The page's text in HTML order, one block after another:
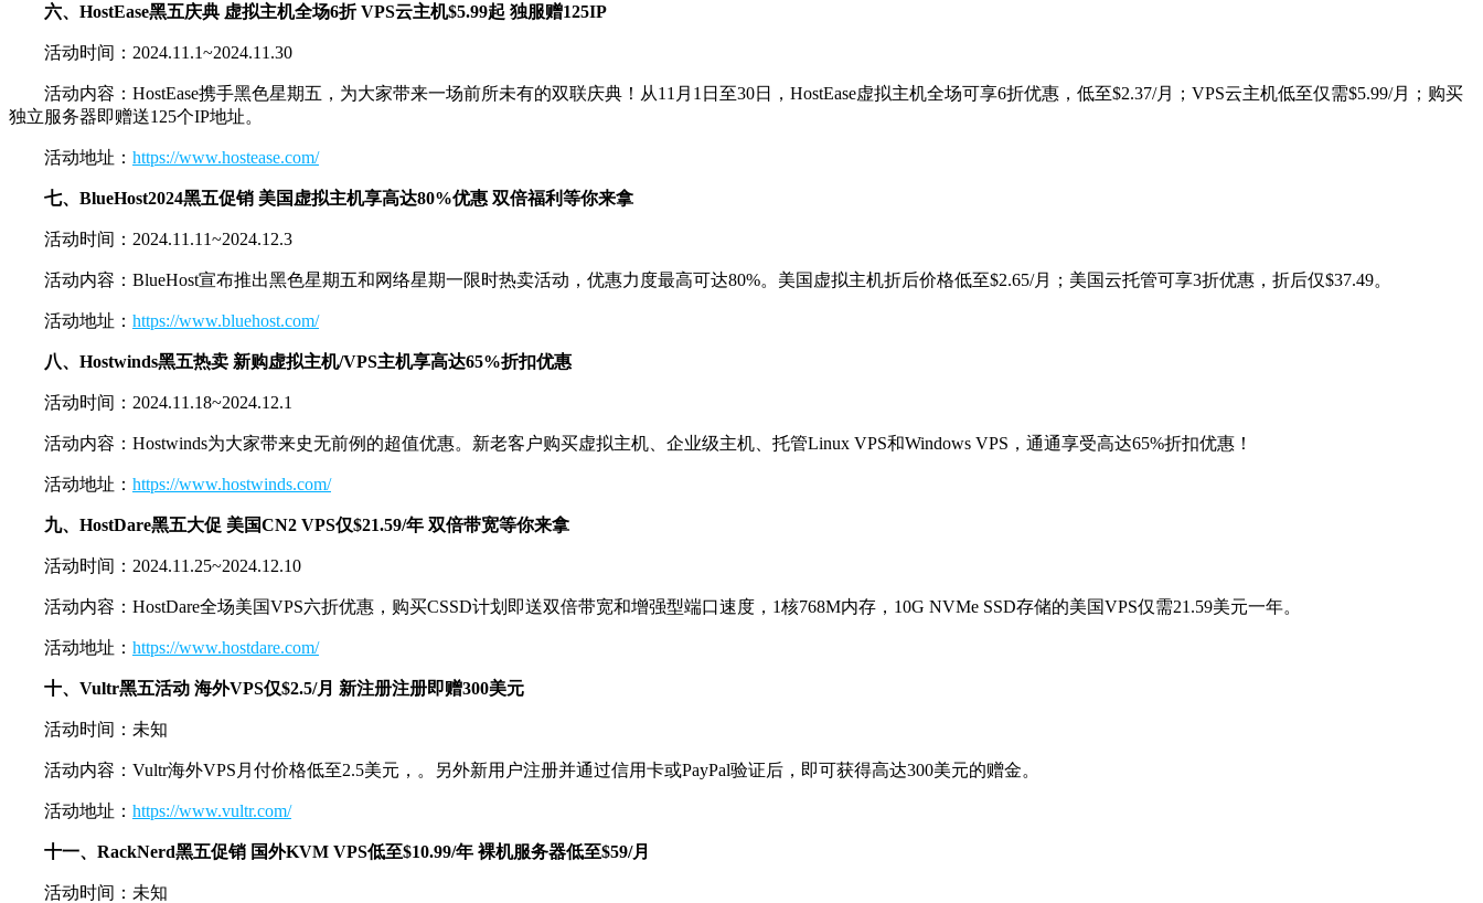
六、HostEase黑五庆典 虚拟主机全场6折 VPS云主机$5.99起 独服赠125IP
活动时间：2024.11.1~2024.11.30
活动内容：HostEase携手黑色星期五，为大家带来一场前所未有的双联庆典！从11月1日至30日，HostEase虚拟主机全场可享6折优惠，低至$2.37/月；VPS云主机低至仅需$5.99/月；购买
独立服务器即赠送125个IP地址。
活动地址： https://www.hostease.com/
七、BlueHost2024黑五促销 美国虚拟主机享高达80%优惠 双倍福利等你来拿
活动时间：2024.11.11~2024.12.3
活动内容：BlueHost宣布推出黑色星期五和网络星期一限时热卖活动，优惠力度最高可达80%。美国虚拟主机折后价格低至$2.65/月；美国云托管可享3折优惠，折后仅$37.49。
活动地址： https://www.bluehost.com/
八、Hostwinds黑五热卖 新购虚拟主机/VPS主机享高达65%折扣优惠
活动时间：2024.11.18~2024.12.1
活动内容：Hostwinds为大家带来史无前例的超值优惠。新老客户购买虚拟主机、企业级主机、托管Linux VPS和Windows VPS，通通享受高达65%折扣优惠！
活动地址： https://www.hostwinds.com/
九、HostDare黑五大促 美国CN2 VPS仅$21.59/年 双倍带宽等你来拿
活动时间：2024.11.25~2024.12.10
活动内容：HostDare全场美国VPS六折优惠，购买CSSD计划即送双倍带宽和增强型端口速度，1核768M内存，10G NVMe SSD存储的美国VPS仅需21.59美元一年。
活动地址： https://www.hostdare.com/
十、Vultr黑五活动 海外VPS仅$2.5/月 新注册注册即赠300美元
活动时间：未知
活动内容：Vultr海外VPS月付价格低至2.5美元，。另外新用户注册并通过信用卡或PayPal验证后，即可获得高达300美元的赠金。
活动地址： https://www.vultr.com/
十一、RackNerd黑五促销 国外KVM VPS低至$10.99/年 裸机服务器低至$59/月
活动时间：未知